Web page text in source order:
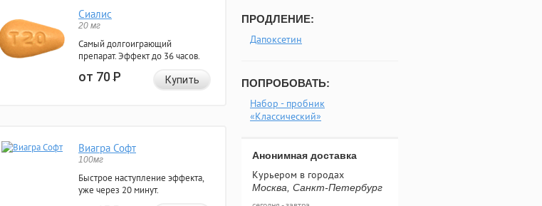
Сиалис
20 мг
Самый долгоиграющий
препарат. Эффект до 36 часов.
от 70Р Купить
Виагра Софт
100мг
Быстрое наступление эффекта,
уже через 20 минут.
ПРОДЛЕНИЕ:
Дапоксетин
ПОПРОБОВАТЬ:
Набор - пробник
«Классический»
Анонимная доставка
Курьером в городах
Москва, Санкт-Петербург